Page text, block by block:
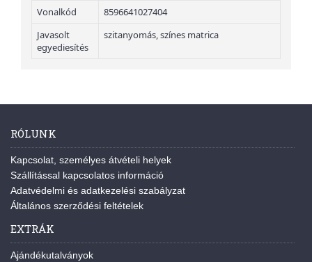
Vonalkód
8596641027404
Javasolt
egyediesítés
szitanyomás, színes matrica
RÓLUNK
Kapcsolat, személyes átvételi helyek
Szállítással kapcsolatos információ
Adatvédelmi és adatkezelési szabályzat
Általános szerződési feltételek
EXTRÁK
Ajándékutalványok